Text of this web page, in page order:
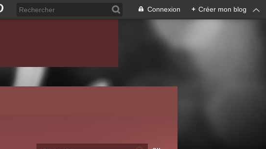
Connexion + Créer mon blog